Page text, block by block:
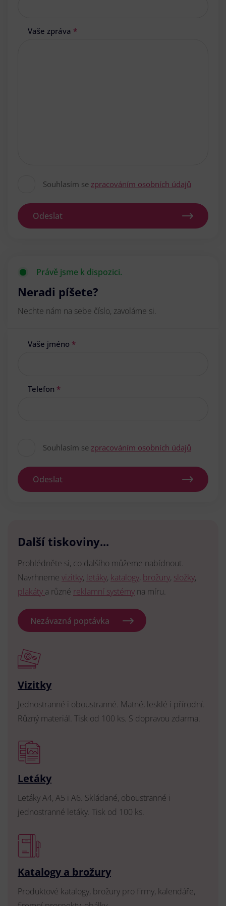
Vaše zpráva *
Souhlasím se zpracováním osobních údajů
Odeslat
Právě jsme k dispozici.
Neradi píšete?
Nechte nám na sebe číslo, zavoláme si.
Vaše jméno *
Telefon *
Souhlasím se zpracováním osobních údajů
Odeslat
Další tiskoviny...
Prohlédněte si, co dalšího můžeme nabídnout.
Navrhneme vizitky, letáky, katalogy, brožury, složky,
plakáty a různé reklamní systémy na míru.
Nezávazná poptávka
Vizitky
Jednostranné i oboustranné. Matné, lesklé i přírodní.
Různý materiál. Tisk od 100 ks. S dopravou zdarma.
Letáky
Letáky A4, A5 i A6. Skládané, oboustranné i
jednostranné letáky. Tisk od 100 ks.
Katalogy a brožury
Produktové katalogy, brožury pro firmy, kalendáře,